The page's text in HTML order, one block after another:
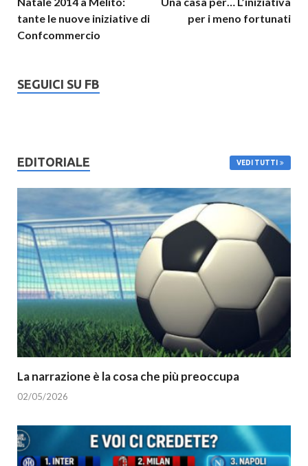
tante le nuove iniziative di
Confcommercio
per i meno fortunati
SEGUICI SU FB
EDITORIALE VEDI TUTTI
La narrazione è la cosa che più preoccupa
02/05/2026